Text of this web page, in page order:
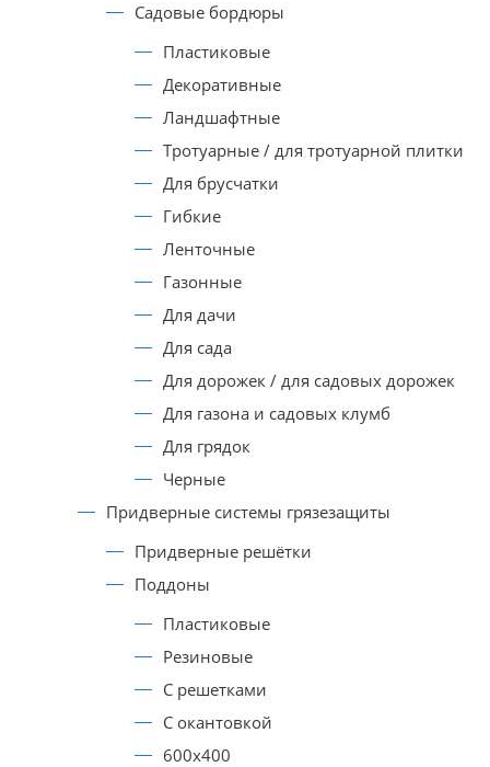
Садовые бордюры
Пластиковые
Декоративные
Ландшафтные
Тротуарные / для тротуарной плитки
Для брусчатки
Гибкие
Ленточные
Газонные
Для дачи
Для сада
Для дорожек / для садовых дорожек
Для газона и садовых клумб
Для грядок
Черные
Придверные системы грязезащиты
Придверные решётки
Поддоны
Пластиковые
Резиновые
С решетками
С окантовкой
600х400